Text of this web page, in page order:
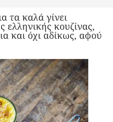
τα καλά γίνει
ελληνικής κουζίνας,
και όχι αδίκως, αφού